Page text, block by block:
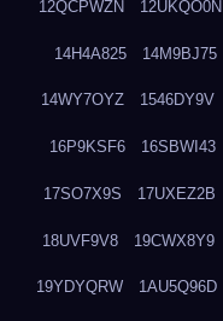
12QCPWZN 12UKQO0N
14H4A825 14M9BJ75
14WY7OYZ 1546DY9V
16P9KSF6 16SBWI43
17SO7X9S 17UXEZ2B
18UVF9V8 19CWX8Y9
19YDYQRW 1AU5Q96D